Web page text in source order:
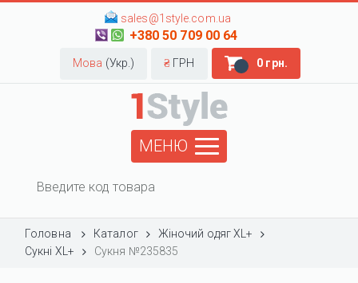
sales@1style.com.ua
+380 50 709 00 64
Мова (Укр.) ₴ ГРН 0 грн.
МЕНЮ
Головна Каталог
Жіночий одяг XL+
Сукні XL+
Сукня №235835